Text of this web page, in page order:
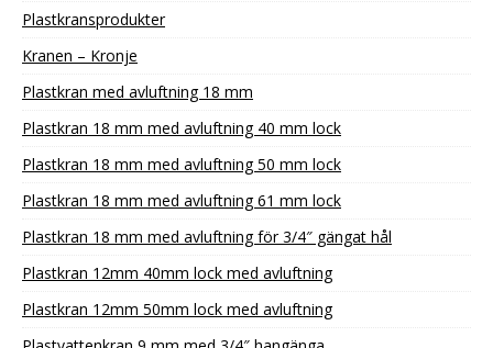
Plastkransprodukter
Kranen – Kronje
Plastkran med avluftning 18 mm
Plastkran 18 mm med avluftning 40 mm lock
Plastkran 18 mm med avluftning 50 mm lock
Plastkran 18 mm med avluftning 61 mm lock
Plastkran 18 mm med avluftning för 3/4″ gängat hål
Plastkran 12mm 40mm lock med avluftning
Plastkran 12mm 50mm lock med avluftning